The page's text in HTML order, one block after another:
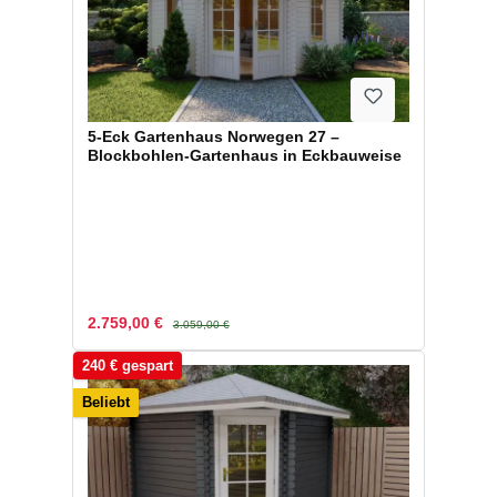
5-Eck Gartenhaus Norwegen 27 –
Blockbohlen-Gartenhaus in Eckbauweise
Verkaufspreis:
2.759,00 € Regulärer Preis:
3.059,00 €
240 € gespart
Beliebt